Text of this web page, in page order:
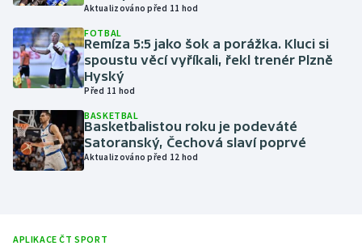
Olympijské hry
Parasport
Plavání
Plážový volejbal
Aktualizováno před 11 hod
FOTBAL
Remíza 5:5 jako šok a porážka. Kluci si
spoustu věcí vyříkali, řekl trenér Plzně
Hyský
Před 11 hod
BASKETBAL
Basketbalistou roku je podeváté
Satoranský, Čechová slaví poprvé
Aktualizováno před 12 hod
APLIKACE ČT SPORT